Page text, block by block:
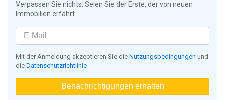
Verpassen Sie nichts: Seien Sie der Erste, der von neuen
Immobilien erfährt
Mit der Anmeldung akzeptieren Sie die Nutzungsbedingungen und
die Datenschutzrichtlinie
Benachrichtigungen erhalten